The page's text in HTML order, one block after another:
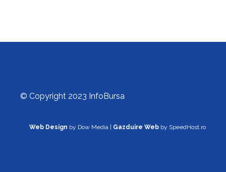
© Copyright 2023 InfoBursa
Web Design by Dow Media | Gazduire Web by SpeedHost.ro